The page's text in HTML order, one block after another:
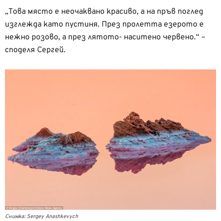
„Това място е неочаквано красиво, а на пръв поглед
изглежда като пустиня. През пролетта езерото е
нежно розово, а през лятото- наситено червено.“ –
споделя Сергей.
Снимка: Sergey Anashkevych